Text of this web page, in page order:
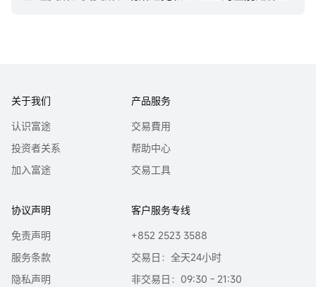
关于我们
认识富途
投资者关系
加入富途
产品服务
交易費用
帮助中心
交易工具
协议声明
免责声明
服务条款
隐私声明
客户服务专线
+852 2523 3588
交易日：全天24小时
非交易日：09:30 - 21:30